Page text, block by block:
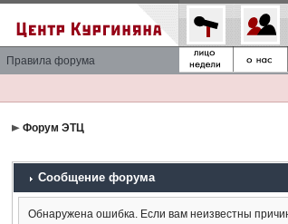
Правила форума
Форум ЭТЦ
Сообщение форума
Обнаружена ошибка. Если вам неизвестны